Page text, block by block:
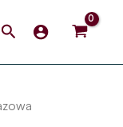
Search